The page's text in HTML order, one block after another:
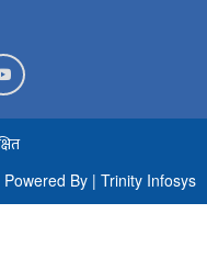
Powered By | Trinity Infosys